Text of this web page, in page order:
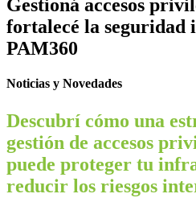
Gestioná accesos
fortalecé la seguridad
PAM360
Noticias y Novedades
Descubrí cómo una
gestión de accesos
puede proteger tu
reducir los riesgos